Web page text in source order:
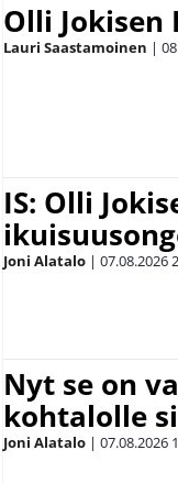
Olli Jokisen
Lauri Saastamoinen |
IS: Olli
Joni Alatalo | 07.08.2026
Nyt se on
kohtalolle
Joni Alatalo | 07.08.2026